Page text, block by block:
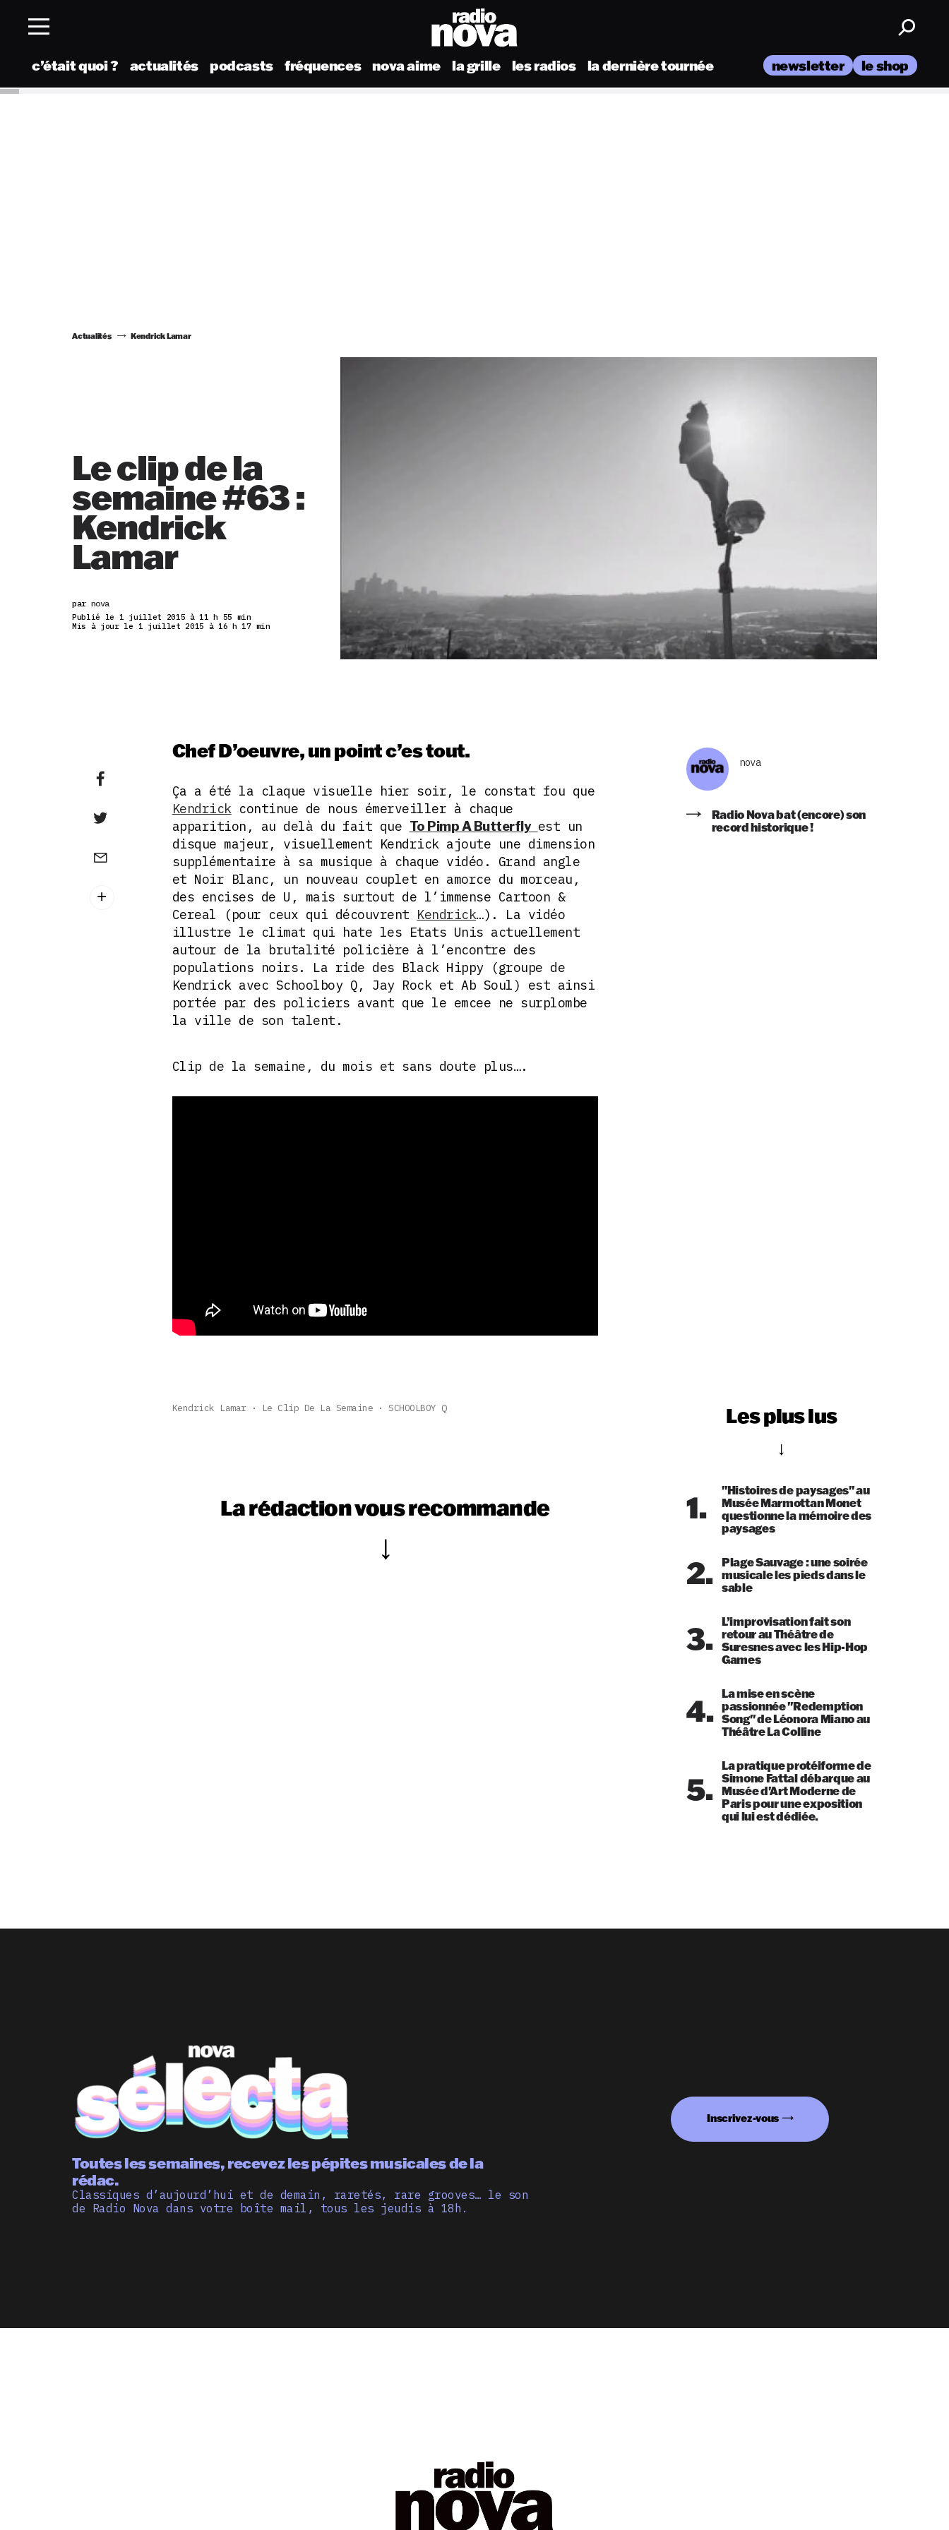
c’était quoi ? actualités podcasts fréquences nova aime la grille les radios la dernière tournée newsletter le shop
Actualités Kendrick Lamar
Le clip de la
semaine #63 :
Kendrick
Lamar
par nova
Publié le 1 juillet 2015 à 11 h 55 min
Mis à jour le 1 juillet 2015 à 16 h 17 min
Chef D’oeuvre, un point c’es tout.
Ça a été la claque visuelle hier soir, le constat fou que
Kendrickcontinue de nous émerveiller à chaque
apparition, au delà du fait que To Pimp A Butterfly est un
disque majeur, visuellement Kendrick ajoute une dimension
supplémentaire à sa musique à chaque vidéo. Grand angle
et Noir Blanc, un nouveau couplet en amorce du morceau,
des encises de U, mais surtout de l’immense Cartoon &
Cereal (pour ceux qui découvrent Kendrick…). La vidéo
illustre le climat qui hate les Etats Unis actuellement
autour de la brutalité policière à l’encontre des
populations noirs. La ride des Black Hippy (groupe de
Kendrick avec Schoolboy Q, Jay Rock et Ab Soul) est ainsi
portée par des policiers avant que le emcee ne surplombe
la ville de son talent.
Clip de la semaine, du mois et sans doute plus….
Kendrick Lamar Le Clip De La Semaine SCHOOLBOY Q
La rédaction vous recommande
nova
Radio Nova bat (encore) son
record historique !
Les plus lus
1.
"Histoires de paysages" au
Musée Marmottan Monet
questionne la mémoire des
paysages
2. Plage Sauvage : une soirée
musicale les pieds dans le
sable
3. L’improvisation fait son
retour au Théâtre de
Suresnes avec les Hip-Hop
Games
4. La mise en scène
passionnée "Redemption
Song" de Léonora Miano au
Théâtre La Colline
5.
La pratique protéiforme de
Simone Fattal débarque au
Musée d'Art Moderne de
Paris pour une exposition
qui lui est dédiée.
Toutes les semaines, recevez les pépites musicales de la
rédac.
Classiques d’aujourd’hui et de demain, raretés, rare grooves… le son
de Radio Nova dans votre boîte mail, tous les jeudis à 18h.
Inscrivez-vous